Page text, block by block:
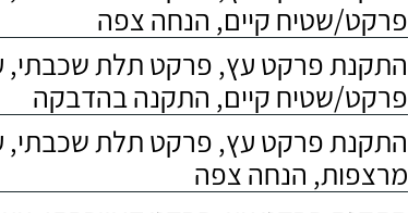
פרקט/שטיח קיים, הנחה צפה
התקנת פרקט עץ, פרקט תלת שכבתי,
פרקט/שטיח קיים, התקנה בהדבקה
התקנת פרקט עץ, פרקט תלת שכבתי,
מרצפות, הנחה צפה